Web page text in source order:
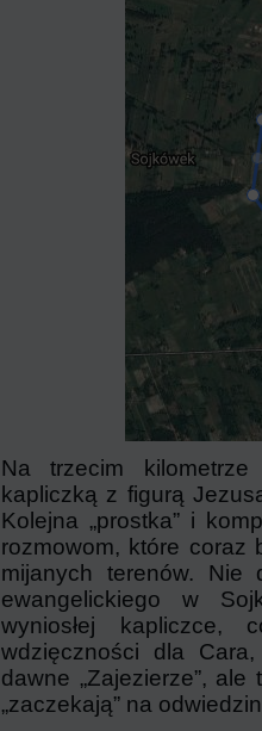
Na trzecim
kapliczką z figurą
Kolejna „prostka” i
rozmowom, które coraz
mijanych terenów. Nie
ewangelickiego w
wyniosłej
wdzięczności dla
dawne „Zajezierze”,
„zaczekają” na